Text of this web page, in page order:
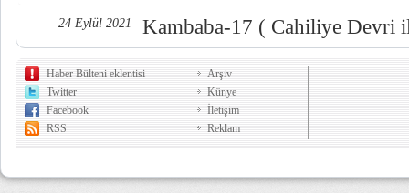
24 Eylül 2021 Kambaba-17 ( Cahiliye Devri
Haber Bülteni eklentisi
Twitter
Facebook
RSS
Arşiv
Künye
İletişim
Reklam